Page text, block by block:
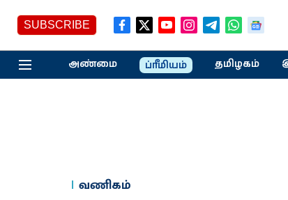
SUBSCRIBE
அண்மை ப்ரீமியம் தமிழகம்
வணிகம்